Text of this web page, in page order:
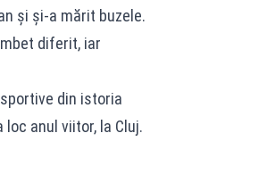
și și-a mărit buzele.
diferit, iar
din istoria
anul viitor, la Cluj.